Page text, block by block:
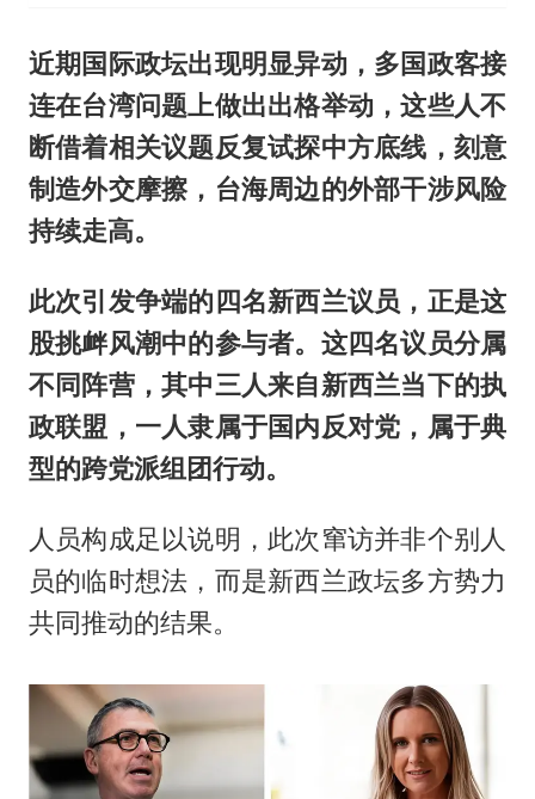
近期国际政坛出现明显异动，多国政客接
连在台湾问题上做出出格举动，这些人不
断借着相关议题反复试探中方底线，刻意
制造外交摩擦，台海周边的外部干涉风险
持续走高。
此次引发争端的四名新西兰议员，正是这
股挑衅风潮中的参与者。这四名议员分属
不同阵营，其中三人来自新西兰当下的执
政联盟，一人隶属于国内反对党，属于典
型的跨党派组团行动。
人员构成足以说明，此次窜访并非个别人
员的临时想法，而是新西兰政坛多方势力
共同推动的结果。